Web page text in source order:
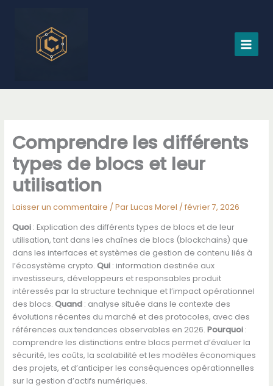
Comprendre les différents
types de blocs et leur
utilisation
Laisser un commentaire / ParLucas Morel / février 7, 2026
Quoi: Explication des différents types de blocs et de leur
utilisation, tant dans les chaînes de blocs (blockchains) que
dans les interfaces et systèmes de gestion de contenu liés à
l’écosystème crypto. Qui: information destinée aux
investisseurs, développeurs et responsables produit
intéressés par la structure technique et l’impact opérationnel
des blocs. Quand: analyse située dans le contexte des
évolutions récentes du marché et des protocoles, avec des
références aux tendances observables en 2026. Pourquoi:
comprendre les distinctions entre blocs permet d’évaluer la
sécurité, les coûts, la scalabilité et les modèles économiques
des projets, et d’anticiper les conséquences opérationnelles
sur la gestion d’actifs numériques.